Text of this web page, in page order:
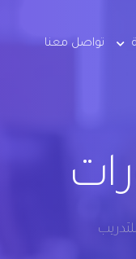
تواصل معنا